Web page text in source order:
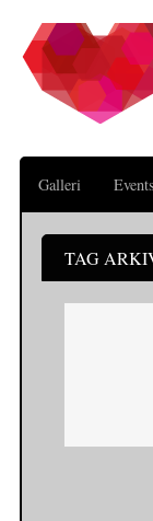
Galleri Events
TAG